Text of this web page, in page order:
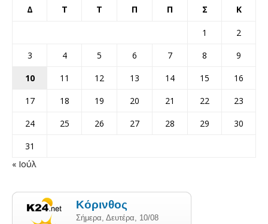
Δ Τ Τ Π Π Σ Κ
1
2
3
4 5 6 7 8
9
10
11 12 13 14 15
16
17
18 19 20 21 22
23
24
25 26 27 28 29
30
31
« Ιούλ